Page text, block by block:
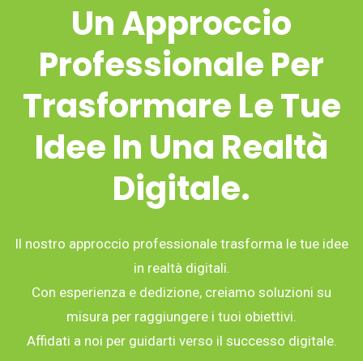
Un Approccio
Professionale Per
Trasformare Le Tue
Idee In Una Realtà
Digitale.
Il nostro approccio professionale trasforma le tue idee
in realtà digitali.
Con esperienza e dedizione, creiamo soluzioni su
misura per raggiungere i tuoi obiettivi.
Affidati a noi per guidarti verso il successo digitale.